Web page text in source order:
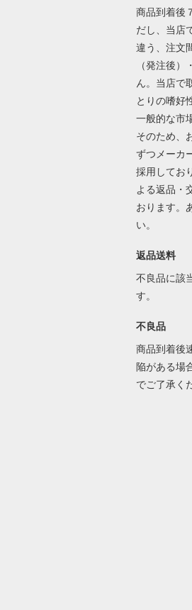
商品到着後
だし、当店
違う、注文
（発注後
ん。当店で
とりの嗜好
一般的な市
そのため、
ずつメーカ
採用してお
よる返品・
おります。
い。
返品送料
不良品に該
す。
不良品
商品到着後
陥がある場
でご了承く